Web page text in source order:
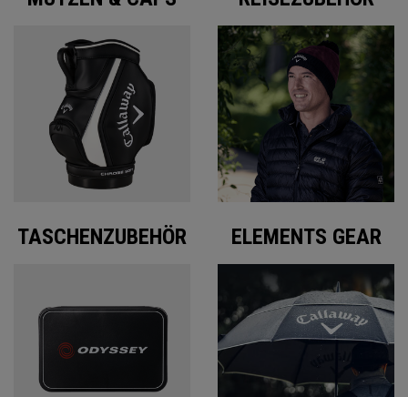
TASCHENZUBEHÖR ELEMENTS GEAR